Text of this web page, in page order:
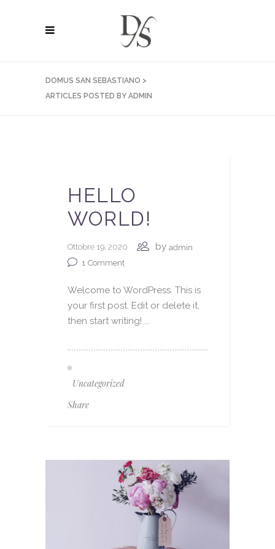
DOMUS SAN SEBASTIANO >
ARTICLES POSTED BY ADMIN
HELLO
WORLD!
Ottobre 19, 2020 by admin
1 Comment
Welcome to WordPress. This is
your first post. Edit or delete it,
then start writing! ...
Uncategorized
Share